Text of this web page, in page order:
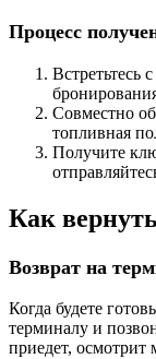
Процесс
Встретьтесь
Совместно
топливная
Получите
Как
Возврат на
Когда будете
терминалу и
приедет,